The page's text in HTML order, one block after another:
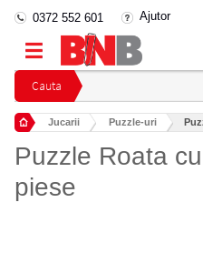
Cauta
0372 552 601 Ajutor
Jucarii Puzzle-uri
Puzzle Roata
piese